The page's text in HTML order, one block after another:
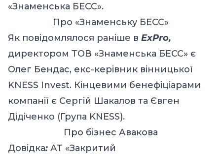
«Знаменська БЕСС».
Про «Знаменську БЕСС»
Як повідомлялося раніше в ExPro,
директором ТОВ «Знаменська БЕСС» є
Олег Бендас, екс-керівник вінницької
KNESS Invest. Кінцевими бенефіціарами
компанії є Сергій Шакалов та Євген
Дідіченко (Група KNESS).
Про бізнес Авакова
Довідка: АТ «Закритий